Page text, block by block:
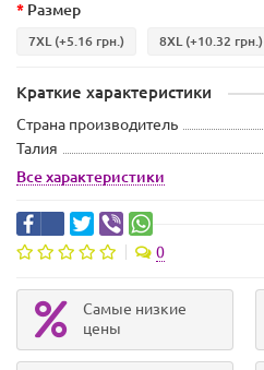
Размер
7XL (+5.16 грн.) 8XL (+10.32 грн.)
Краткие характеристики
Страна производитель
Талия
Все характеристики
0
Самые низкие
цены